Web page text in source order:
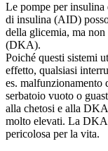
Le pompe per insulina
di insulina (AID)
della glicemia, ma
(DKA).
Poiché questi sistemi
effetto, qualsiasi
es. malfunzionamento
serbatoio vuoto o
alla chetosi e alla
molto elevati. La DKA
pericolosa per la vita.